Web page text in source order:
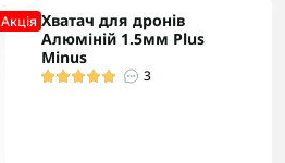
Акцiя Хватач для дронів
Алюміній 1.5мм Plus
Minus
3